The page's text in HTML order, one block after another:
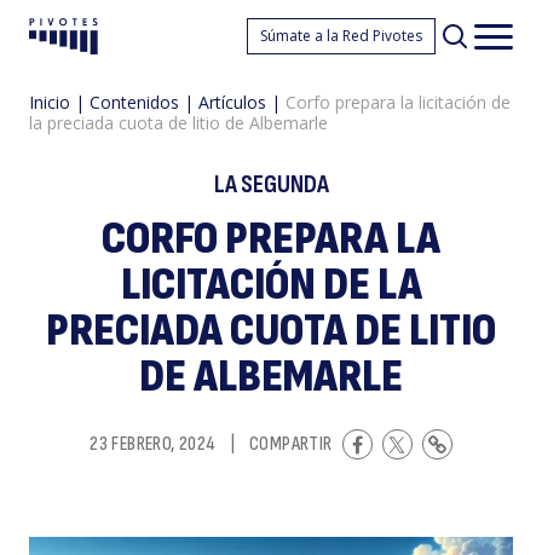
Pivotes Súmate a la Red Pivotes
Inicio | Contenidos | Artículos | Corfo prepara la licitación de
la preciada cuota de litio de Albemarle
LA SEGUNDA
CORFO PREPARA LA
LICITACIÓN DE LA
PRECIADA CUOTA DE LITIO
DE ALBEMARLE
23 FEBRERO, 2024 COMPARTIR